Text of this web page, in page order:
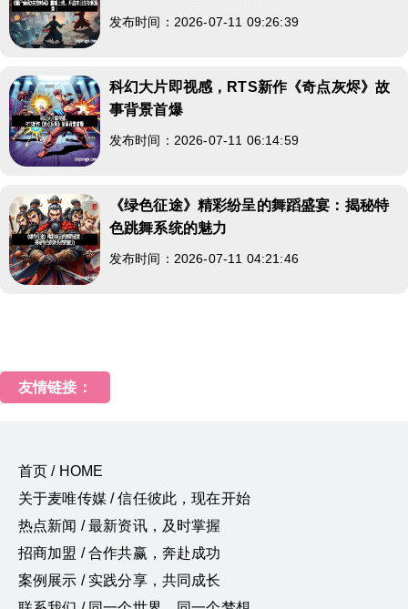
发布时间：2026-07-11 09:26:39
科幻大片即视感，RTS新作《奇点灰烬》故
事背景首爆
发布时间：2026-07-11 06:14:59
《绿色征途》精彩纷呈的舞蹈盛宴：揭秘特
色跳舞系统的魅力
发布时间：2026-07-11 04:21:46
友情链接：
首页 / HOME
关于麦唯传媒 / 信任彼此，现在开始
热点新闻 / 最新资讯，及时掌握
招商加盟 / 合作共赢，奔赴成功
案例展示 / 实践分享，共同成长